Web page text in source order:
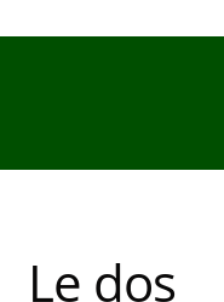
Orthopédie générale
Le dos